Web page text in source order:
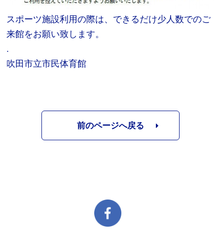
スポーツ施設利用の際は、できるだけ少人数でのご
来館をお願い致します。
.
吹田市立市民体育館
前のページへ戻る